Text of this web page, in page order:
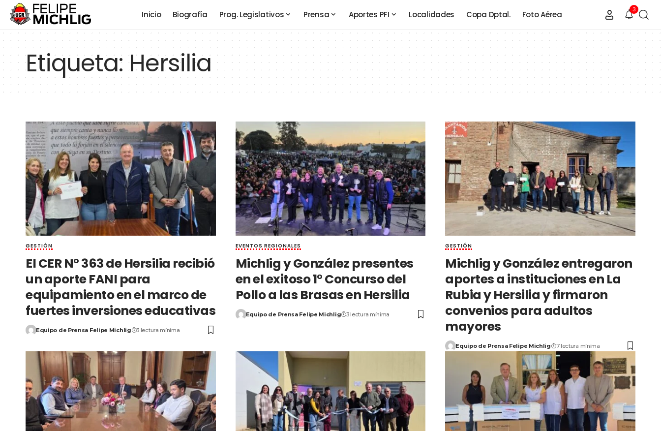
Inicio Biografía Prog. Legislativos Prensa Aportes PFI Localidades Copa Dptal. Foto Aérea
3
Etiqueta:Hersilia
GESTIÓN
El CER N° 363 de Hersilia recibió
un aporte FANI para
equipamiento en el marco de
fuertes inversiones educativas
Equipo de Prensa Felipe Michlig 3 lectura mínima
EVENTOS REGIONALES
Michlig y González presentes
en el exitoso 1° Concurso del
Pollo a las Brasas en Hersilia
Equipo de Prensa Felipe Michlig 3 lectura mínima
GESTIÓN
Michlig y González entregaron
aportes a instituciones en La
Rubia y Hersilia y firmaron
convenios para adultos
mayores
Equipo de Prensa Felipe Michlig 7 lectura mínima